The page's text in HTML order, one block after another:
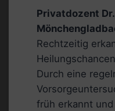
Privatdozent
Rechtzeitig
Durch eine
früh erkannt